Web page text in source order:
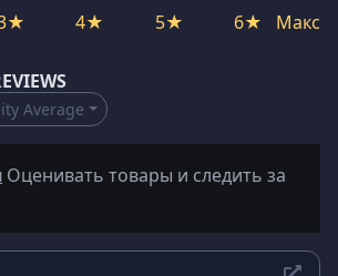
4★ 5★ 6★ Макс
Average
Оценивать товары и следить за